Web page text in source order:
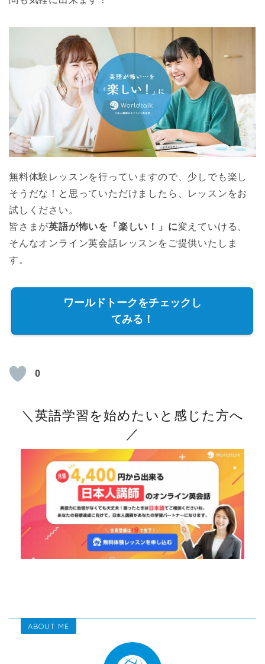
無料体験レッスンを行っていますので、少しでも楽し
そうだな！と思っていただけましたら、レッスンをお
試しください。
皆さまが英語が怖いを「楽しい！」に変えていける、
そんなオンライン英会話レッスンをご提供いたしま
す。
ワールドトークをチェックし
てみる！
0
＼英語学習を始めたいと感じた方へ
／
ABOUT ME